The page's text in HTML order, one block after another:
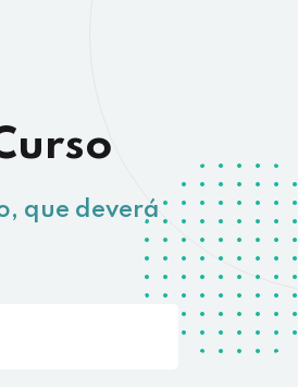
que deverá